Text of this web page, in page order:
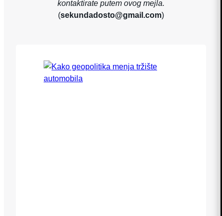
kontaktirate putem ovog mejla.
(sekundadosto@gmail.com)